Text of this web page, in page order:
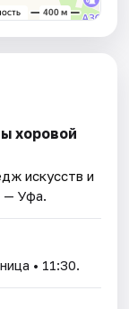
хоровой
искусств и
— Уфа.
• 11:30.